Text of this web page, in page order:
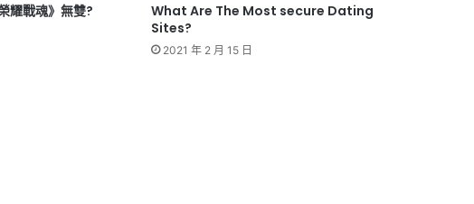
耀戰魂》無雙?
What Are The Most secure Dating
Sites?
2021 年 2 月 15 日